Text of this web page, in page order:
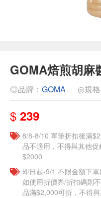
GOMA焙煎胡麻
◎品牌： GOMA ◎規格
$ 239
8/8-8/10 單筆折扣後滿
品不適用，不得與其他
$2000
即日起-9/1 不限金額下
如使用折價券/折扣碼則
品滿$2,000可折，不得